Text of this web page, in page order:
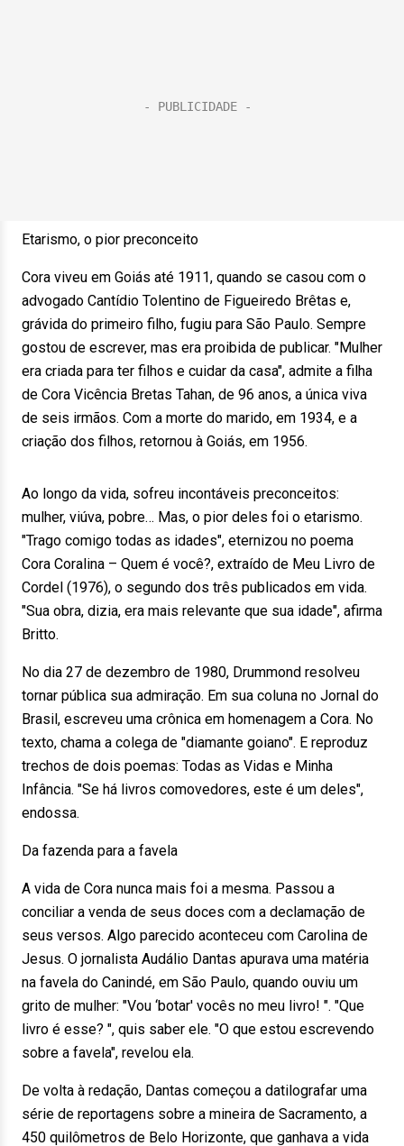
Etarismo, o pior preconceito
Cora viveu em Goiás até 1911, quando se casou com o
advogado Cantídio Tolentino de Figueiredo Brêtas e,
grávida do primeiro filho, fugiu para São Paulo. Sempre
gostou de escrever, mas era proibida de publicar. "Mulher
era criada para ter filhos e cuidar da casa", admite a filha
de Cora Vicência Bretas Tahan, de 96 anos, a única viva
de seis irmãos. Com a morte do marido, em 1934, e a
criação dos filhos, retornou à Goiás, em 1956.
Ao longo da vida, sofreu incontáveis preconceitos:
mulher, viúva, pobre… Mas, o pior deles foi o etarismo.
"Trago comigo todas as idades", eternizou no poema
Cora Coralina – Quem é você?, extraído de Meu Livro de
Cordel (1976), o segundo dos três publicados em vida.
"Sua obra, dizia, era mais relevante que sua idade", afirma
Britto.
No dia 27 de dezembro de 1980, Drummond resolveu
tornar pública sua admiração. Em sua coluna no Jornal do
Brasil, escreveu uma crônica em homenagem a Cora. No
texto, chama a colega de "diamante goiano". E reproduz
trechos de dois poemas: Todas as Vidas e Minha
Infância. "Se há livros comovedores, este é um deles",
endossa.
Da fazenda para a favela
A vida de Cora nunca mais foi a mesma. Passou a
conciliar a venda de seus doces com a declamação de
seus versos. Algo parecido aconteceu com Carolina de
Jesus. O jornalista Audálio Dantas apurava uma matéria
na favela do Canindé, em São Paulo, quando ouviu um
grito de mulher: "Vou ‘botar' vocês no meu livro! ". "Que
livro é esse? ", quis saber ele. "O que estou escrevendo
sobre a favela", revelou ela.
De volta à redação, Dantas começou a datilografar uma
série de reportagens sobre a mineira de Sacramento, a
450 quilômetros de Belo Horizonte, que ganhava a vida